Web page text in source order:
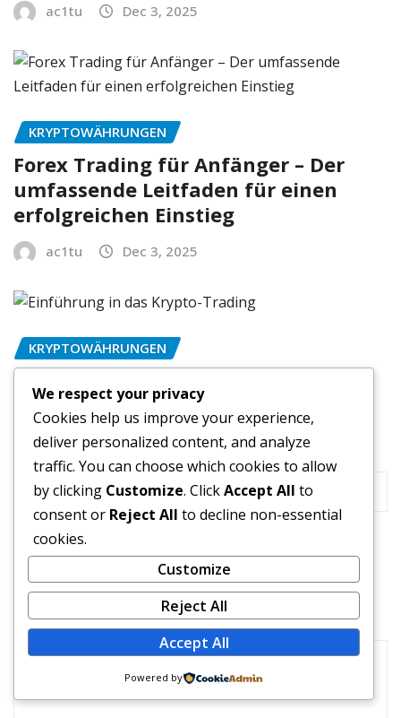
ac1tu Dec 3, 2025
KRYPTOWÄHRUNGEN
Forex Trading für Anfänger – Der
umfassende Leitfaden für einen
erfolgreichen Einstieg
ac1tu Dec 3, 2025
KRYPTOWÄHRUNGEN
ac1tu Dec 3, 2025
LEAVE A REPLY
Your email address will not be published.
Required fields are marked*
Comment
We respect your privacy
Cookies help us improve your experience,
deliver personalized content, and analyze
traffic. You can choose which cookies to allow
by clicking Customize. ClickAccept All to
consent or Reject All to decline non-essential
cookies.
Customize
Reject All
Accept All
Powered by